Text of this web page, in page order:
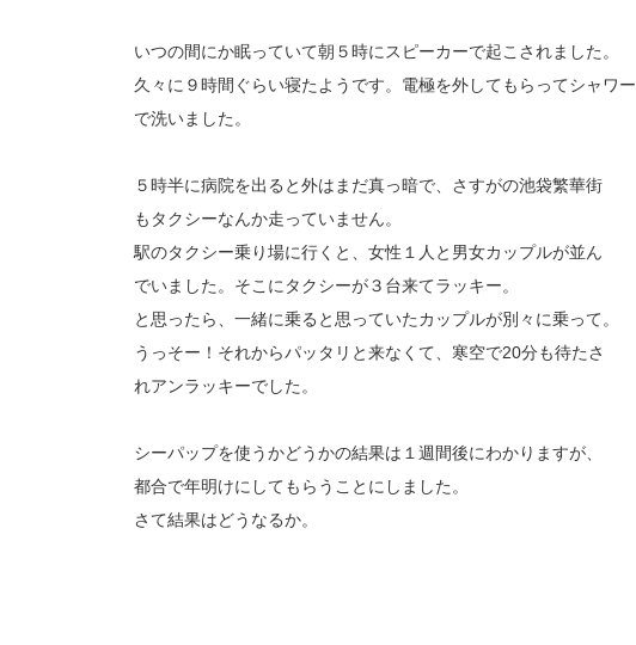
いつの間にか眠っていて朝５時にスピーカーで起こされました。
久々に９時間ぐらい寝たようです。電極を外してもらってシャワー
で洗いました。
５時半に病院を出ると外はまだ真っ暗で、さすがの池袋繁華街
もタクシーなんか走っていません。
駅のタクシー乗り場に行くと、女性１人と男女カップルが並ん
でいました。そこにタクシーが３台来てラッキー。
と思ったら、一緒に乗ると思っていたカップルが別々に乗って。
うっそー！それからパッタリと来なくて、寒空で20分も待たさ
れアンラッキーでした。
シーパップを使うかどうかの結果は１週間後にわかりますが、
都合で年明けにしてもらうことにしました。
さて結果はどうなるか。